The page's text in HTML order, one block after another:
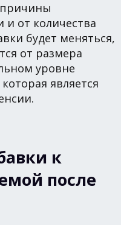
от количества
будет меняться,
от размера
уровне
является
к
после